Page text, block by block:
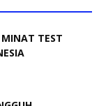
TEST